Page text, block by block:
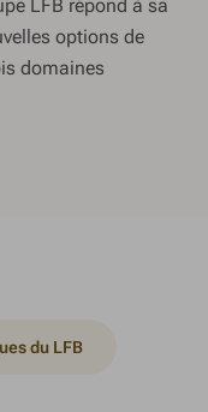
LFB répond à sa
options de
domaines
du LFB